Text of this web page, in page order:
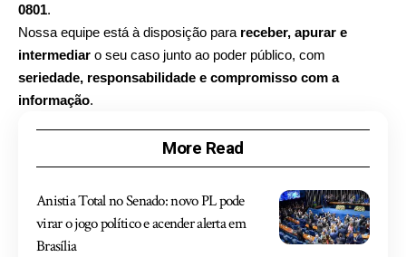
0801.
Nossa equipe está à disposição para receber, apurar e
intermediar o seu caso junto ao poder público, com
seriedade, responsabilidade e compromisso com a
informação.
More Read
Anistia Total no Senado: novo PL pode
virar o jogo político e acender alerta em
Brasília